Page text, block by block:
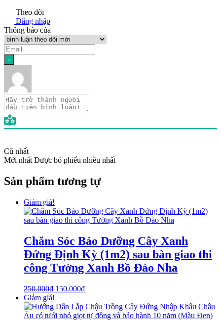
Theo dõi
Đăng nhập
Thông báo của
Cũ nhất
Mới nhất Được bỏ phiếu nhiều nhất
Sản phẩm tương tự
Giảm giá!
Chăm Sóc Bảo Dưỡng Cây Xanh
Đứng Định Kỳ (1m2) sau bàn giao thi
công Tường Xanh Bồ Đào Nha
250.000₫ 150.000₫
Giảm giá!